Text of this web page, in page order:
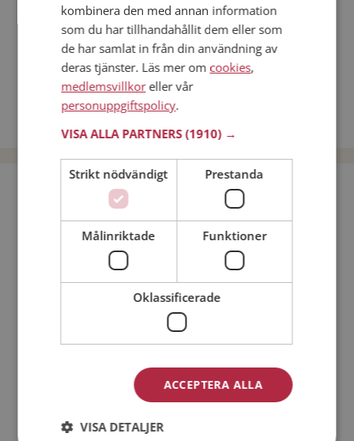
Fler singelmän från Östersund :LunEri , sportfiskarn
Järven46
Kvinnor från Östersund
Dejta kvinnor i Sverige
Bli medlem utan kostnad!
Jag är en: Man Kvinna
Min ålder:
kombinera den med annan information
som du har tillhandahållit dem eller som
de har samlat in från din användning av
deras tjänster. Läs mer om cookies,
medlemsvillkoreller vår
personuppgiftspolicy.
VISA ALLA PARTNERS(1910) →
Strikt nödvändigt Prestanda
Målinriktade Funktioner
Oklassificerade
ACCEPTERA ALLA
VISA DETALJER